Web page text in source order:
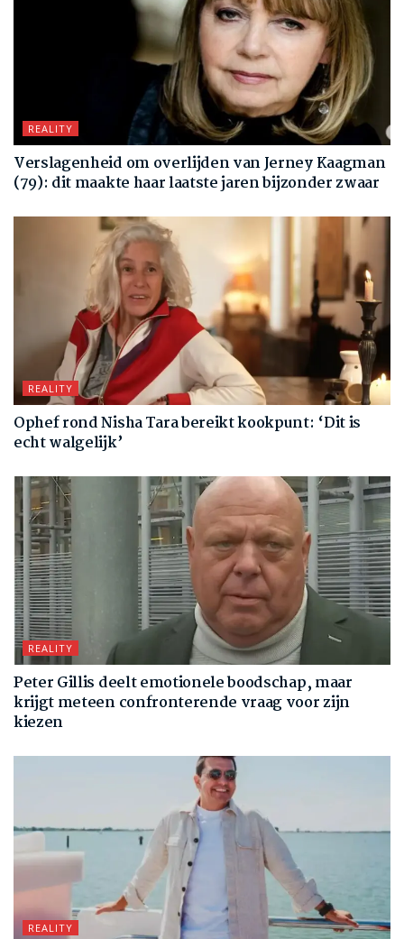
REALITY
Verslagenheid om overlijden van Jerney Kaagman
(79): dit maakte haar laatste jaren bijzonder zwaar
REALITY
Ophef rond Nisha Tara bereikt kookpunt: ‘Dit is
echt walgelijk’
REALITY
Peter Gillis deelt emotionele boodschap, maar
krijgt meteen confronterende vraag voor zijn
kiezen
REALITY